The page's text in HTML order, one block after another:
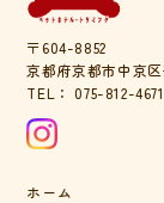
〒604-8852
京都府京都市中京
TEL：075-812-4671
ホーム